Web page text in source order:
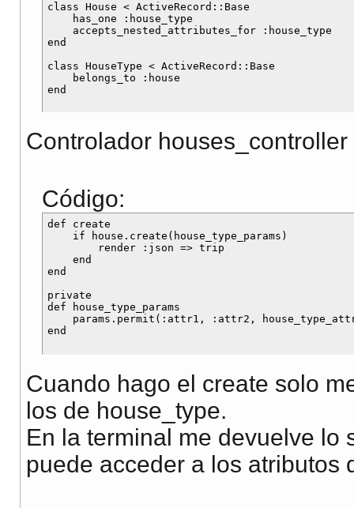
class House < ActiveRecord::Base
    has_one :house_type
    accepts_nested_attributes_for :house_type
end
class HouseType < ActiveRecord::Base
    belongs_to :house
Controlador houses_controller
Código:
def create
    if house.create(house_type_params)
        render :json => trip
    end
end
private
def house_type_params
params.permit(:attr1, :attr2,
Cuando hago el create solo
los de house_type.
En la terminal me devuelve lo
puede acceder a los atributos